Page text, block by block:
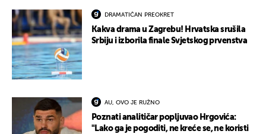
DRAMATIČAN PREOKRET
Kakva drama u Zagrebu! Hrvatska srušila
Srbiju i izborila finale Svjetskog prvenstva
AU, OVO JE RUŽNO
Poznati analitičar popljuvao Hrgovića:
"Lako ga je pogoditi, ne kreće se, ne koristi